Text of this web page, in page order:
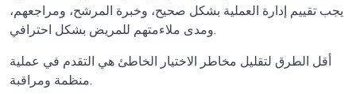
يجب تقييم إدارة العملية بشكل صحيح، وخبرة المرشح، ومراجعهم،
ومدى ملاءمتهم للمريض بشكل احترافي.
أقل الطرق لتقليل مخاطر الاختيار الخاطئ هي التقدم في عملية
منظمة ومراقبة.